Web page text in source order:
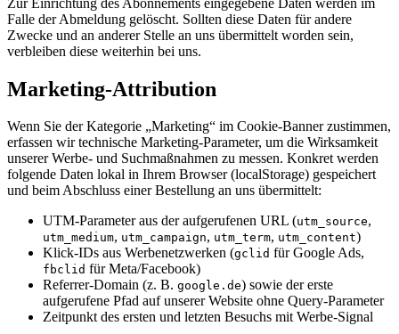
Falle der Abmeldung gelöscht. Sollten diese Daten für andere
Zwecke und an anderer Stelle an uns übermittelt worden sein,
verbleiben diese weiterhin bei uns.
Marketing-Attribution
Wenn Sie der Kategorie „Marketing“ im Cookie-Banner zustimmen,
erfassen wir technische Marketing-Parameter, um die Wirksamkeit
unserer Werbe- und Suchmaßnahmen zu messen. Konkret werden
folgende Daten lokal in Ihrem Browser (localStorage) gespeichert
und beim Abschluss einer Bestellung an uns übermittelt:
UTM-Parameter aus der aufgerufenen URL (utm_source,
utm_medium, utm_campaign, utm_term, utm_content)
Klick-IDs aus Werbenetzwerken (gclid für Google Ads,
fbclid für Meta/Facebook)
Referrer-Domain (z. B. google.de) sowie der erste
aufgerufene Pfad auf unserer Website ohne Query-Parameter
Zeitpunkt des ersten und letzten Besuchs mit Werbe-Signal